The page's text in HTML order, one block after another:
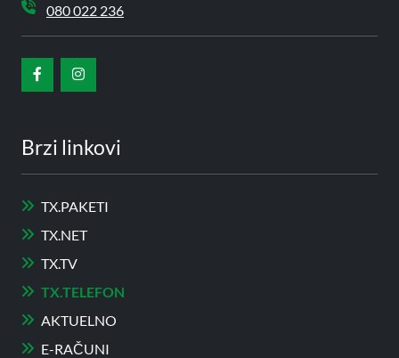
080 022 236
Brzi linkovi
TX.PAKETI
TX.NET
TX.TV
TX.TELEFON
AKTUELNO
E-RAČUNI